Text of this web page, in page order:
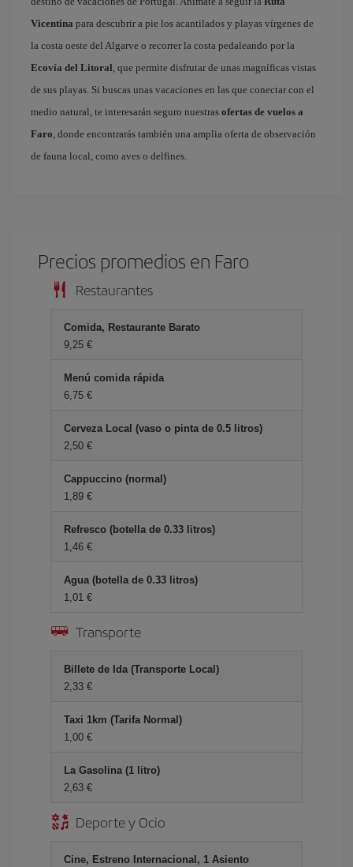
Vicentina para descubrir a pie los acantilados y playas vírgenes de
la costa oeste del Algarve o recorrer la costa pedaleando por la
Ecovía del Litoral, que permite disfrutar de unas magníficas vistas
de sus playas. Si buscas unas vacaciones en las que conectar con el
medio natural, te interesarán seguro nuestras ofertas de vuelos a
Faro, donde encontrarás también una amplia oferta de observación
de fauna local, como aves o delfines.
Precios promedios en Faro
Restaurantes
Comida, Restaurante Barato
9,25 €
Menú comida rápida
6,75 €
Cerveza Local (vaso o pinta de 0.5 litros)
2,50 €
Cappuccino (normal)
1,89 €
Refresco (botella de 0.33 litros)
1,46 €
Agua (botella de 0.33 litros)
1,01 €
Transporte
Billete de Ida (Transporte Local)
2,33 €
Taxi 1km (Tarifa Normal)
1,00 €
La Gasolina (1 litro)
2,63 €
Deporte y Ocio
Cine, Estreno Internacional, 1 Asiento